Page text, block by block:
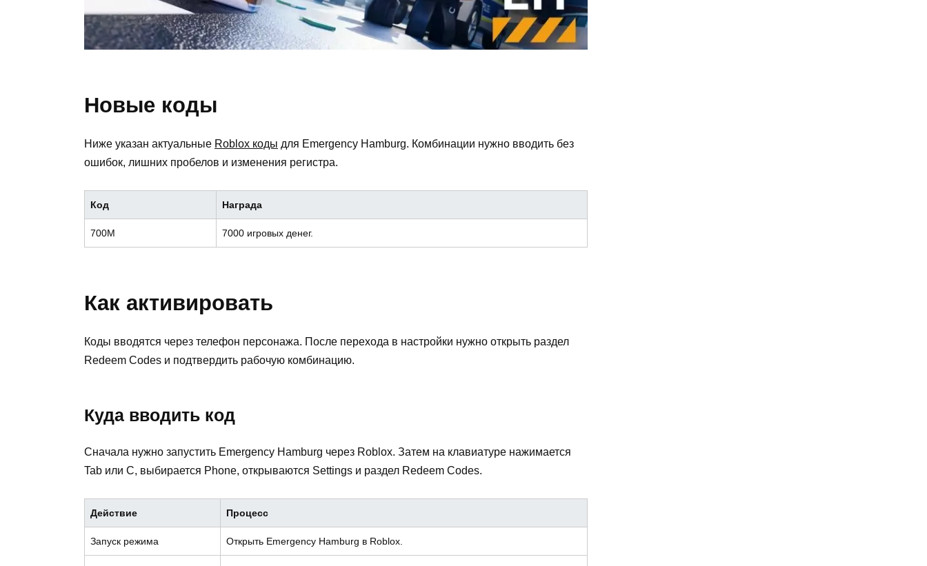
Новые коды
Ниже указан актуальные Roblox коды для Emergency Hamburg. Комбинации нужно вводить без
ошибок, лишних пробелов и изменения регистра.
Код Награда
700M 7000 игровых денег.
Как активировать
Коды вводятся через телефон персонажа. После перехода в настройки нужно открыть раздел
Redeem Codes и подтвердить рабочую комбинацию.
Куда вводить код
Сначала нужно запустить Emergency Hamburg через Roblox. Затем на клавиатуре нажимается
Tab или C, выбирается Phone, открываются Settings и раздел Redeem Codes.
Действие Процесс
Запуск режима Открыть Emergency Hamburg в Roblox.